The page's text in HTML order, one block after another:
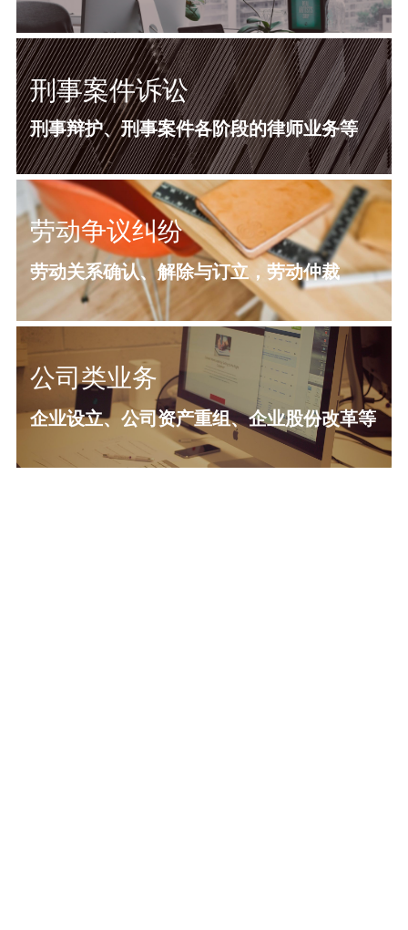
刑事案件诉讼
刑事辩护、刑事案件各阶段的律师业务等
劳动争议纠纷
劳动关系确认、解除与订立，劳动仲裁
公司类业务
企业设立、公司资产重组、企业股份改革等